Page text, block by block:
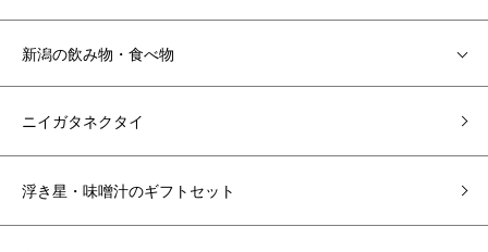
新潟の飲み物・食べ物
ニイガタネクタイ
浮き星・味噌汁のギフトセット